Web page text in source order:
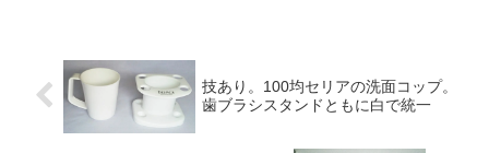
弁つき圧縮袋」。CAN ZOO...
商品です。過去には長らく売り
切...
技あり。100均セリアの洗面コップ。
歯ブラシスタンドともに白で統一